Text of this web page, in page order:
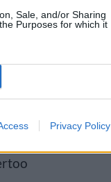
Sale, and/or Sharing
Purposes for which it
Privacy Policy